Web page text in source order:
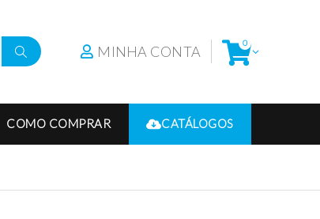
MINHA CONTA 0
COMO COMPRAR CATÁLOGOS